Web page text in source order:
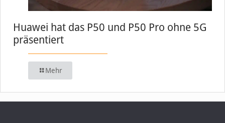
Huawei hat das P50 und P50 Pro ohne 5G
präsentiert
Mehr